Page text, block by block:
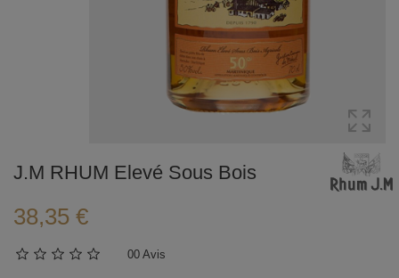
J.M RHUM Elevé Sous Bois
38,35 €
00 Avis